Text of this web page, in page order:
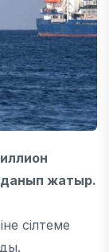
жатыр.
сілтеме